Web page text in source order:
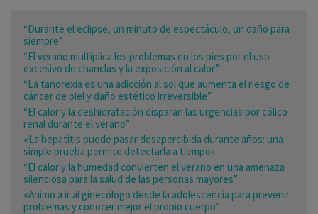
“Durante el eclipse, un minuto de espectáculo, un daño para
siempre”
“El verano multiplica los problemas en los pies por el uso
excesivo de chanclas y la exposición al calor”
“La tanorexia es una adicción al sol que aumenta el riesgo de
cáncer de piel y daño estético irreversible”
“El calor y la deshidratación disparan las urgencias por cólico
renal durante el verano”
«La hepatitis puede pasar desapercibida durante años: una
simple prueba permite detectarla a tiempo»
“El calor y la humedad convierten el verano en una amenaza
silenciosa para la salud de las personas mayores”
«Animo a ir al ginecólogo desde la adolescencia para prevenir
problemas y conocer mejor el propio cuerpo”